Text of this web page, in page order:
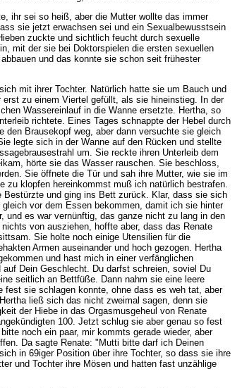
ihr sei so heiß, aber die Mutter wollte das immer
sie jetzt erwachsen sei und ein Sexualbewusstsein
zuckte und sichtlich feucht durch sexuelle
mit der sie bei Doktorspielen die ersten sexuellen
und das konnte sie schon seit frühester
mit ihrer Tochter. Natürlich hatte sie um Bauch und
zu einem Viertel gefüllt, als sie hineinstieg. In der
Wassereinlauf in die Wanne ersetzte. Hertha, so
richtete. Eines Tages schnappte der Hebel durch
Brausekopf weg, aber dann versuchte sie gleich
legte sich in der Wanne auf den Rücken und stellte
um. Sie reckte ihren Unterleib dem
hörte sie das Wasser rauschen. Sie beschloss,
Sie öffnete die Tür und sah ihre Mutter, wie sie im
zu klopfen hereinkommst muß ich natürlich bestrafen.
Bestürzte und ging ins Bett zurück. Klar, dass sie sich
vor dem Essen bekommen, damit ich sie hinter
und es war vernünftig, das ganze nicht zu lang in den
von ausziehen, hoffte aber, dass das Renate
Sie holte noch einige Utensilien für die
Armen auseinander und hoch gezogen. Hertha
und hast mich in einer verfänglichen
Dein Geschlecht. Du darfst schreien, soviel Du
seitlich an Bettfüße. Dann nahm sie eine leere
fest sie schlagen konnte, ohne dass es weh tat, aber
ließ sich das nicht zweimal sagen, denn sie
der Hiebe in das Orgasmusgeheul von Renate
100. Jetzt schlug sie aber genau so fest
noch ein paar, mir kommts gerade wieder, aber
Da sagte Renate: "Mutti bitte darf ich Deinen
in 69iger Position über ihre Tochter, so dass sie ihre
und Tochter ihre Mösen und hatten fast unzählige